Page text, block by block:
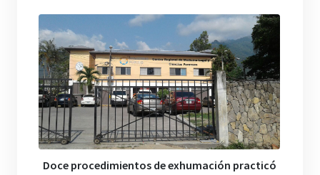
Doce procedimientos de exhumación practicó